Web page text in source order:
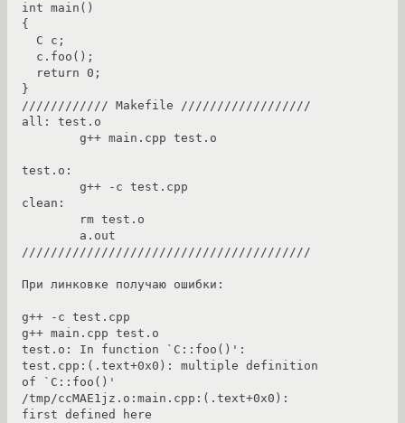
int main()
{
}
//////////// Makefile //////////////////
all: test.o
test.o:
clean:
////////////////////////////////////////
При линковке получаю ошибки:
g++ -c test.cpp
g++ main.cpp test.o
test.o: In function `C::foo()':
test.cpp:(.text+0x0): multiple definition
of `C::foo()'
/tmp/ccMAE1jz.o:main.cpp:(.text+0x0):
first defined here